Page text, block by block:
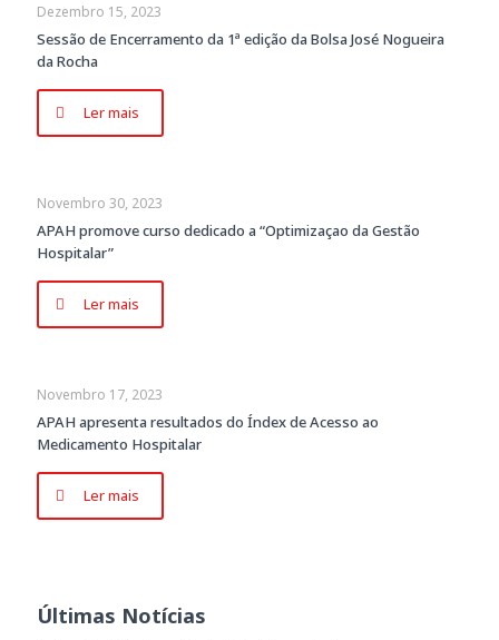
Dezembro 15, 2023
Sessão de Encerramento da 1ª edição da Bolsa José Nogueira
da Rocha
Ler mais
Novembro 30, 2023
APAH promove curso dedicado a “Optimizaçao da Gestão
Hospitalar”
Ler mais
Novembro 17, 2023
APAH apresenta resultados do Índex de Acesso ao
Medicamento Hospitalar
Ler mais
Últimas Notícias